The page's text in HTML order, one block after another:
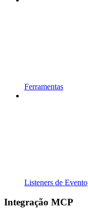
Ferramentas
Listeners de Evento
Integração MCP